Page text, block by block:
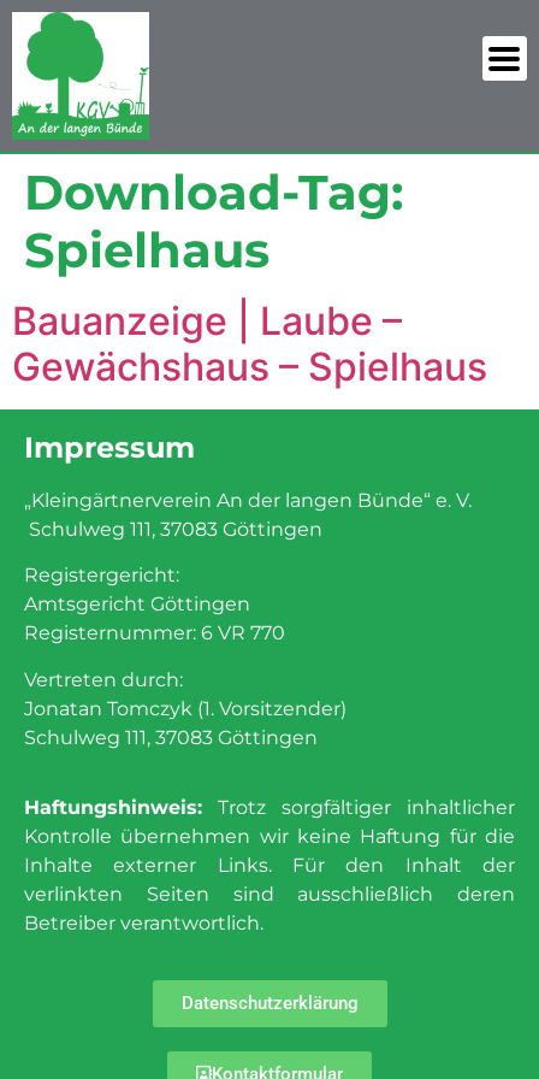
Download-Tag:
Spielhaus
Bauanzeige | Laube –
Gewächshaus – Spielhaus
Impressum
„Kleingärtnerverein An der langen Bünde“ e. V.
Schulweg 111, 37083 Göttingen
Registergericht:
Amtsgericht Göttingen
Registernummer: 6 VR 770
Vertreten durch:
Jonatan Tomczyk (1. Vorsitzender)
Schulweg 111, 37083 Göttingen
Haftungshinweis: Trotz sorgfältiger inhaltlicher
Kontrolle übernehmen wir keine Haftung für die
Inhalte externer Links. Für den Inhalt der
verlinkten Seiten sind ausschließlich deren
Betreiber verantwortlich.
Datenschutzerklärung
Kontaktformular